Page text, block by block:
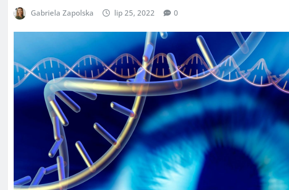
Gabriela Zapolska lip 25, 2022 0